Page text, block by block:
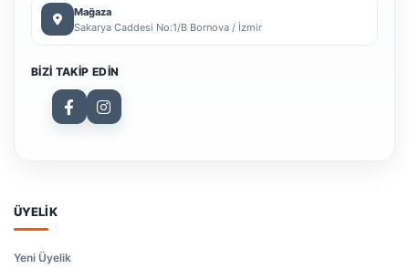
Mağaza
Sakarya Caddesi No:1/B Bornova / İzmir
BIZI TAKIP EDIN
ÜYELİK
Yeni Üyelik